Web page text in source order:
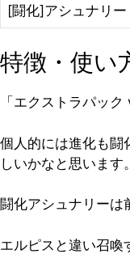
[闘化]アシュナリー
特徴・使い
「エクストラパッ
個人的には進化も闘
しいかなと思います。
闘化アシュナリーは
エルピスと違い召喚